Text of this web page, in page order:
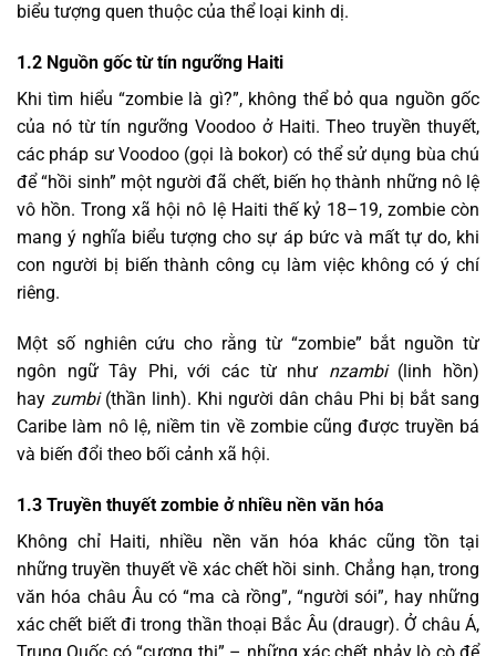
biểu tượng quen thuộc của thể loại kinh dị.
1.2 Nguồn gốc từ tín ngưỡng Haiti
Khi tìm hiểu “zombie là gì?”, không thể bỏ qua nguồn gốc
của nó từ tín ngưỡng Voodoo ở Haiti. Theo truyền thuyết,
các pháp sư Voodoo (gọi là bokor) có thể sử dụng bùa chú
để “hồi sinh” một người đã chết, biến họ thành những nô lệ
vô hồn. Trong xã hội nô lệ Haiti thế kỷ 18–19, zombie còn
mang ý nghĩa biểu tượng cho sự áp bức và mất tự do, khi
con người bị biến thành công cụ làm việc không có ý chí
riêng.
Một số nghiên cứu cho rằng từ “zombie” bắt nguồn từ
ngôn ngữ Tây Phi, với các từ như nzambi(linh hồn)
hay zumbi(thần linh). Khi người dân châu Phi bị bắt sang
Caribe làm nô lệ, niềm tin về zombie cũng được truyền bá
và biến đổi theo bối cảnh xã hội.
1.3 Truyền thuyết zombie ở nhiều nền văn hóa
Không chỉ Haiti, nhiều nền văn hóa khác cũng tồn tại
những truyền thuyết về xác chết hồi sinh. Chẳng hạn, trong
văn hóa châu Âu có “ma cà rồng”, “người sói”, hay những
xác chết biết đi trong thần thoại Bắc Âu (draugr). Ở châu Á,
Trung Quốc có “cương thi” – những xác chết nhảy lò cò để